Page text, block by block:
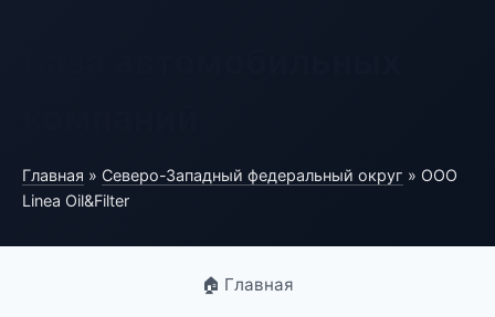
Главная » Северо-Западный федеральный округ » ООО
Linea Oil&Filter
🏠 Главная